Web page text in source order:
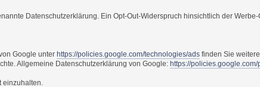
Datenschutzerklärung. Ein Opt-Out-Widerspruch hinsichtlich der
Google unterhttps://policies.google.com/technologies/ads finden Sie weitere
Allgemeine Datenschutzerklärung von Google:https://policies.google.com/